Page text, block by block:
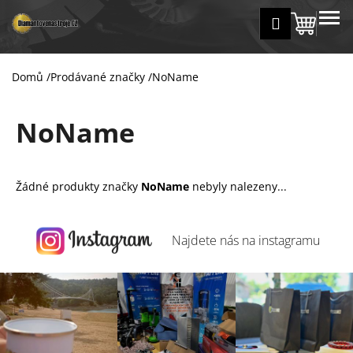
na
obsah
Přihlášení
košík
MENU
Domů /Prodávané značky /NoName
NoName
Žádné produkty značky NoName nebyly nalezeny...
š
Zpět
Zpět
C
p
o
ř
j
e
t
e
Najdete nás na instagramu